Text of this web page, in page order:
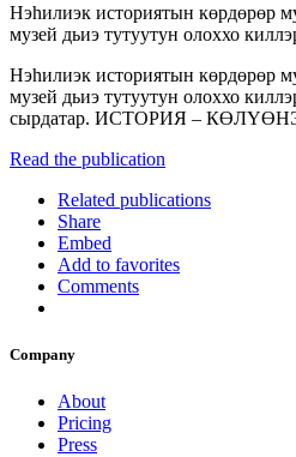
Нэһилиэк историятын көрдөрөр
музей дьиэ тутуутун олоххо
Нэһилиэк историятын көрдөрөр
музей дьиэ тутуутун олоххо
сырдатар. ИСТОРИЯ –
Read the publication
Related publications
Share
Embed
Add to favorites
Comments
Company
About
Pricing
Press